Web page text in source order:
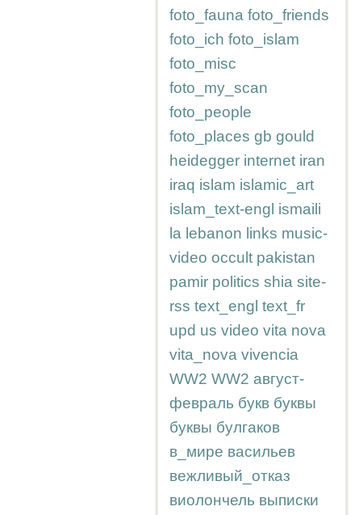
foto_fauna foto_friends
foto_ich foto_islam
foto_misc
foto_my_scan
foto_people
foto_places gb gould
heidegger internet iran
iraq islam islamic_art
islam_text-engl ismaili
la lebanon links music-
video occult pakistan
pamir politics shia site-
rss text_engl text_fr
upd us video vita nova
vita_nova vivencia
WW2 WW2 август-
февраль букв буквы
буквы булгаков
в_мире васильев
вежливый_отказ
виолончель выписки